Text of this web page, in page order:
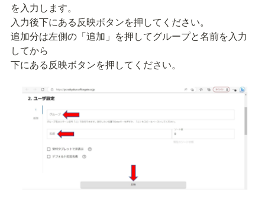
を入力します。
入力後下にある反映ボタンを押してください。
追加分は左側の「追加」を押してグループと名前を入力
してから
下にある反映ボタンを押してください。